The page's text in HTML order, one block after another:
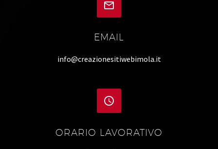


EMAIL
info@creazionesitiwebimola.it


ORARIO LAVORATIVO